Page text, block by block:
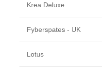
Krea Deluxe
Fyberspates - UK
Lotus